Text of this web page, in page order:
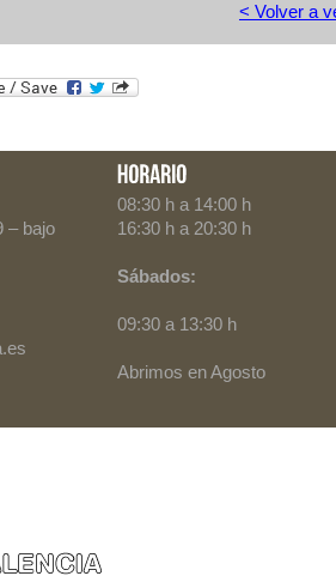
< Volver a
– bajo
08:30 h a 14:00 h
16:30 h a 20:30 h
Sábados:
09:30 a 13:30 h
Abrimos en Agosto